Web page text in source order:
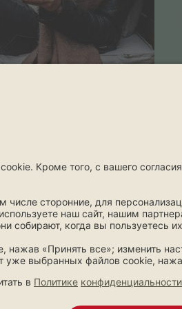
Сообщить об ущербе
партнеров и услуг